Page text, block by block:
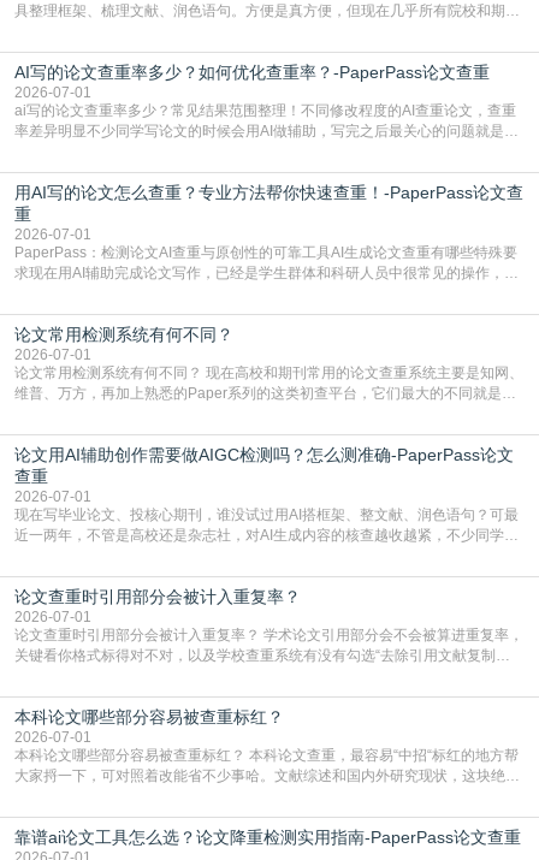
具整理框架、梳理文献、润色语句。方便是真方便，但现在几乎所有院校和期刊
五遍还是过不了预检测的大有人在，这时候，找到靠谱的降AIGC检测率的网
站，就能少走好多弯路。PaperPass：守护学术原创性的智能伙伴AIGC生成内
容的学术合规痛点去年帮一个本科师弟改
AI写的论文查重率多少？如何优化查重率？-PaperPass论文查重
2026-07-01
ai写的论文查重率多少？常见结果范围整理！不同修改程度的AI查重论文，查重
率差异明显不少同学写论文的时候会用AI做辅助，写完之后最关心的问题就是ai
实际情况和大家想的不太一样。AI训练依赖海量公开学术文献、网络内容，生成
内容本质是按照语义概率拼接已有内容，很容易和已发布的作品撞重复，甚至会
直接引用整段已有内容，所以查重率偏高是
用AI写的论文怎么查重？专业方法帮你快速查重！-PaperPass论文查
重
2026-07-01
PaperPass：检测论文AI查重与原创性的可靠工具AI生成论文查重有哪些特殊要
求现在用AI辅助完成论文写作，已经是学生群体和科研人员中很常见的操作，不
但很多人忽略了，AI生成的内容天生带有重复风险——训练AI的数据集本身就包
含大量已公开的学术内容、网络原创内容，AI输出内容时很容易无意识拼接出重
复片
论文常用检测系统有何不同？
2026-07-01
论文常用检测系统有何不同？ 现在高校和期刊常用的论文查重系统主要是知网、
维普、万方，再加上熟悉的Paper系列的这类初查平台，它们最大的不同就是数
查数值误导。知网（CNKI）是学校定稿检测的绝对主流。本科用PMLC，含大学
生联合比对库，能比历届学长论文，硕博用VIP/TMLC，含学术论文联合比对
库，期刊投稿用AMLMC/SML
论文用AI辅助创作需要做AIGC检测吗？怎么测准确-PaperPass论文
查重
2026-07-01
现在写毕业论文、投核心期刊，谁没试过用AI搭框架、整文献、润色语句？可最
近一两年，不管是高校还是杂志社，对AI生成内容的核查越收越紧，不少同学投
真的太亏。提前做AIGC检测，已经成了很多过来人交稿前必做的一步。为什么
AIGC检测成了论文答辩投稿前的必备项？可能还有不少人觉得，我就用AI搭了个
框架，内容都是自己写的，至于做AIG
论文查重时引用部分会被计入重复率？
2026-07-01
论文查重时引用部分会被计入重复率？ 学术论文引用部分会不会被算进重复率，
关键看你格式标得对不对，以及学校查重系统有没有勾选“去除引用文献复制
独占一行，每条文献用[1][2]方括号编号、与正文一一对应，著录项符合GB/T
7714（作者、题名、刊名、年、卷期、页码齐全，标点用半角）；查重系统识别
成功后通常把这段标为引用，
本科论文哪些部分容易被查重标红？
2026-07-01
本科论文哪些部分容易被查重标红？ 本科论文查重，最容易“中招“标红的地方帮
大家捋一下，可对照着改能省不少事哈。文献综述和国内外研究现状，这块绝对
乎一模一样的话，你要是直接复制百度百科、教材或别人写好的综述段落，系统
一抓一个准，整段飘红。研究背景、意义和方法描述也是不可避免，比如“本文采
靠谱ai论文工具怎么选？论文降重检测实用指南-PaperPass论文查重